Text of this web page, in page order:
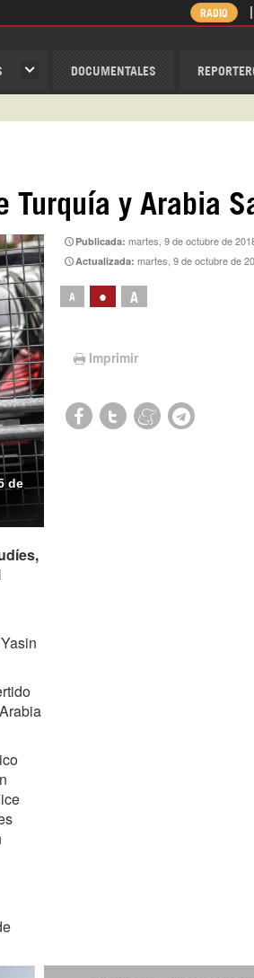
DOCUMENTALES
RADIO
Turquía y Arabia
de
Publicada:martes, 9 de octubre de
Actualizada:martes, 9 de octubre de
A • A
Imprimir